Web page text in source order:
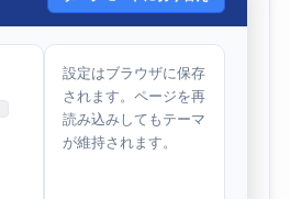
設定はブラウザに保存
されます。ページを再
読み込みしてもテーマ
が維持されます。